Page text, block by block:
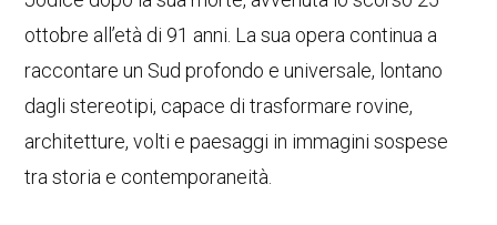
ottobre all’età di 91 anni. La sua opera continua a
raccontare un Sud profondo e universale, lontano
dagli stereotipi, capace di trasformare rovine,
architetture, volti e paesaggi in immagini sospese
tra storia e contemporaneità.